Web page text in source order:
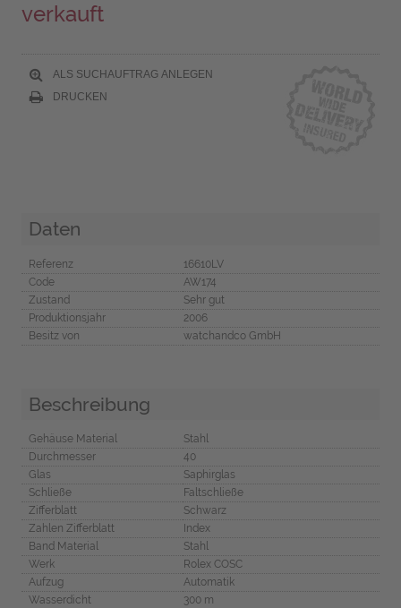
verkauft
ALS SUCHAUFTRAG ANLEGEN
DRUCKEN
Daten
Referenz
16610LV
Code
AW174
Zustand
Sehr gut
Produktionsjahr
2006
Besitz von
watchandco GmbH
Beschreibung
Gehäuse Material
Stahl
Durchmesser
40
Glas
Saphirglas
Schließe
Faltschließe
Zifferblatt
Schwarz
Zahlen Zifferblatt
Index
Band Material
Stahl
Werk
Rolex COSC
Aufzug
Automatik
Wasserdicht
300 m